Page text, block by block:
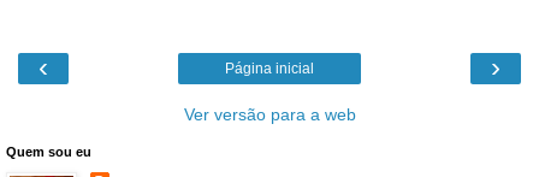
‹ ›
Página inicial
Ver versão para a web
Quem sou eu